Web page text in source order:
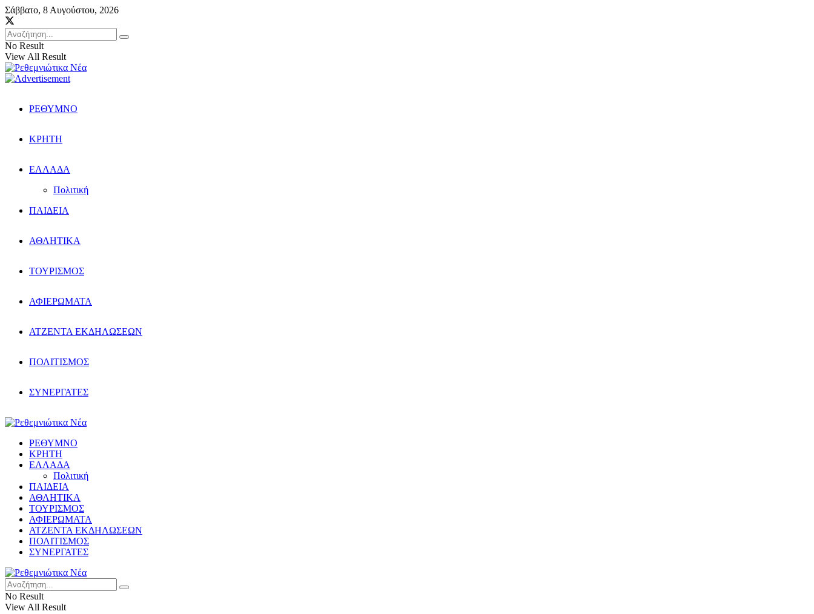
Σάββατο, 8 Αυγούστου, 2026
No Result
View All Result
ΡΕΘΥΜΝΟ
ΚΡΗΤΗ
ΕΛΛΑΔΑ
Πολιτική
ΠΑΙΔΕΙΑ
ΑΘΛΗΤΙΚΑ
ΤΟΥΡΙΣΜΟΣ
ΑΦΙΕΡΩΜΑΤΑ
ΑΤΖΕΝΤΑ ΕΚΔΗΛΩΣΕΩΝ
ΠΟΛΙΤΙΣΜΟΣ
ΣΥΝΕΡΓΑΤΕΣ
ΡΕΘΥΜΝΟ
ΚΡΗΤΗ
ΕΛΛΑΔΑ
Πολιτική
ΠΑΙΔΕΙΑ
ΑΘΛΗΤΙΚΑ
ΤΟΥΡΙΣΜΟΣ
ΑΦΙΕΡΩΜΑΤΑ
ΑΤΖΕΝΤΑ ΕΚΔΗΛΩΣΕΩΝ
ΠΟΛΙΤΙΣΜΟΣ
ΣΥΝΕΡΓΑΤΕΣ
No Result
View All Result